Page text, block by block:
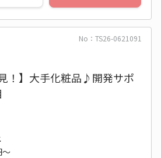
No：TS26-0621091
見！】大手化粧品♪開発サポ
～